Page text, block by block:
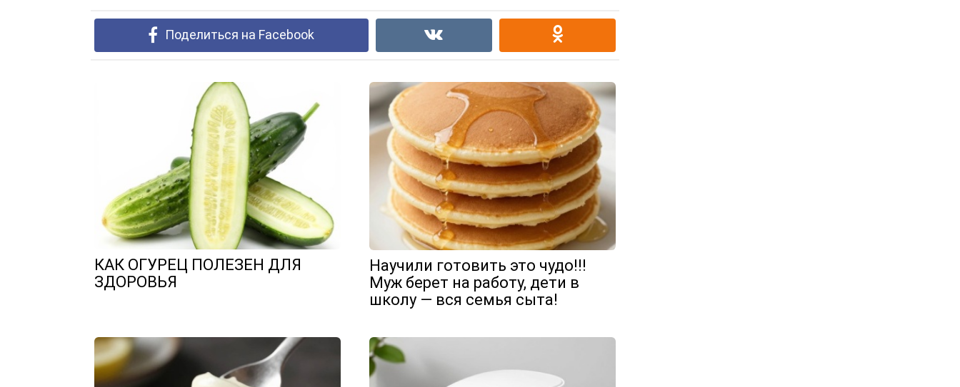
Поделиться на Facebook
КАК ОГУРЕЦ ПОЛЕЗЕН ДЛЯ
ЗДОРОВЬЯ
Научили готовить это чудо!!!
Муж берет на работу, дети в
школу — вся семья сыта!